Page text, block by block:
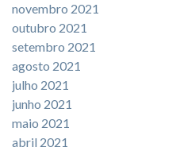
novembro 2021
outubro 2021
setembro 2021
agosto 2021
julho 2021
junho 2021
maio 2021
abril 2021